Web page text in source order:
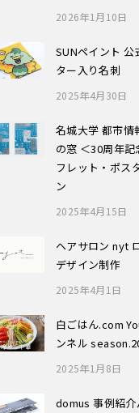
2026年1月10日
SUNペイント 公
ター入り名刺
2025年4月30日
名城大学 都市情
の窓 ＜30周年記
フレット・ポス
ン
2025年4月15日
ヘアサロン nyt
デザイン制作
2025年4月1日
白ごはん.com
ンネル
2025年1月8日
domus 事例紹介